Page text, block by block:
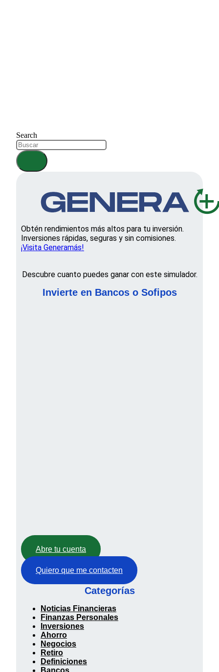
Search
Obtén rendimientos más altos para tu inversión.
Inversiones rápidas, seguras y sin comisiones.
¡Visita Generamás!
Descubre cuanto puedes ganar con este simulador.
Invierte en Bancos o Sofipos
Abre tu cuenta
Quiero que me contacten
Categorías
Noticias Financieras
Finanzas Personales
Inversiones
Ahorro
Negocios
Retiro
Definiciones